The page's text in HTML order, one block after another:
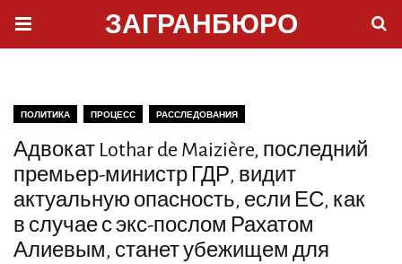
ЗАГРАНБЮРО
ПОЛИТИКА ПРОЦЕСС РАССЛЕДОВАНИЯ
Адвокат Lothar de Maizière, последний
премьер-министр ГДР, видит
актуальную опасность, если ЕС, как
в случае с экс-послом Рахатом
Алиевым, станет убежищем для